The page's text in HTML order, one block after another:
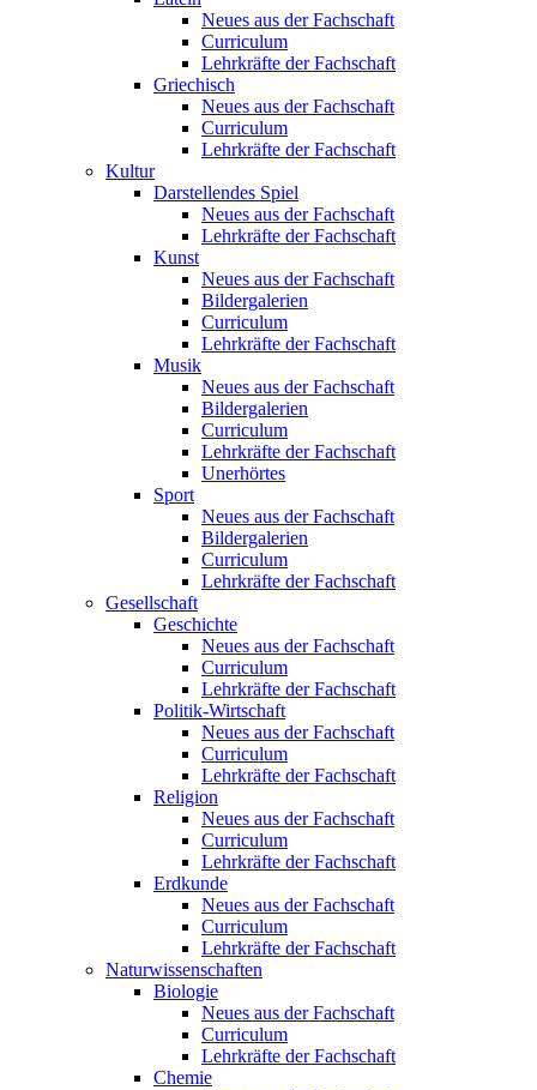
Neues aus der Fachschaft
Curriculum
Lehrkräfte der Fachschaft
Griechisch
Neues aus der Fachschaft
Curriculum
Lehrkräfte der Fachschaft
Kultur
Darstellendes Spiel
Neues aus der Fachschaft
Lehrkräfte der Fachschaft
Kunst
Neues aus der Fachschaft
Bildergalerien
Curriculum
Lehrkräfte der Fachschaft
Musik
Neues aus der Fachschaft
Bildergalerien
Curriculum
Lehrkräfte der Fachschaft
Unerhörtes
Sport
Neues aus der Fachschaft
Bildergalerien
Curriculum
Lehrkräfte der Fachschaft
Gesellschaft
Geschichte
Neues aus der Fachschaft
Curriculum
Lehrkräfte der Fachschaft
Politik-Wirtschaft
Neues aus der Fachschaft
Curriculum
Lehrkräfte der Fachschaft
Religion
Neues aus der Fachschaft
Curriculum
Lehrkräfte der Fachschaft
Erdkunde
Neues aus der Fachschaft
Curriculum
Lehrkräfte der Fachschaft
Naturwissenschaften
Biologie
Neues aus der Fachschaft
Curriculum
Lehrkräfte der Fachschaft
Chemie